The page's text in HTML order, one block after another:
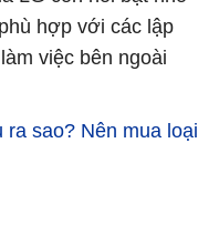
hợp với các lập
việc bên ngoài
ra sao? Nên mua loại